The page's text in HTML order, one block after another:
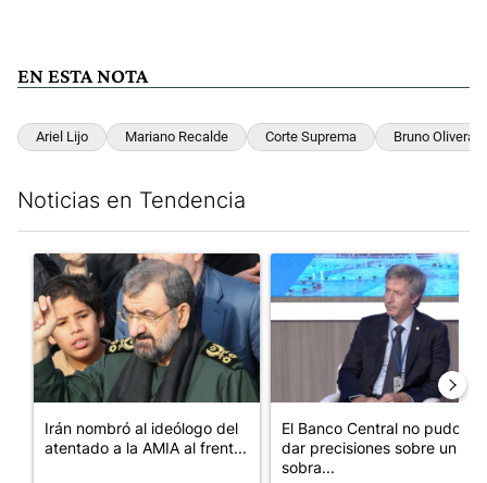
EN ESTA NOTA
Ariel Lijo Mariano Recalde Corte Suprema Bruno Olivera
Noticias en Tendencia
Un artículo de tendencia con el título "Irán nombró al ideólogo
Irán nombró al ideólogo del
atentado a la AMIA al frent...
Un artículo de tendencia
El Banco Central no pudo
dar precisiones sobre un
sobra...